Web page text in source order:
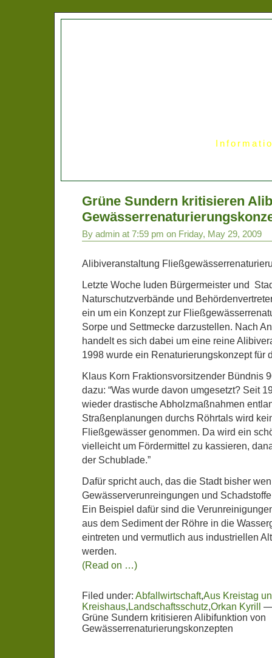
Grüne Sundern kritisieren
By admin at 7:59 pm on Friday, May 29, 2009
Alibiveranstaltung
Letzte Woche luden Bürgermeister und
Naturschutzverbände und
ein um ein Konzept zur
Sorpe und Settmecke darzustellen. Nach
handelt es sich dabei um eine reine
1998 wurde ein Renaturierungskonzept für
Klaus Korn Fraktionsvorsitzender Bündnis
dazu: “Was wurde davon umgesetzt? Seit
wieder drastische Abholzmaßnahmen
Straßenplanungen durchs Röhrtals wird
Fließgewässer genommen. Da wird ein
vielleicht um Fördermittel zu kassieren,
der Schublade.”
Dafür spricht auch, das die Stadt bisher
Gewässerverunreingungen und
Ein Beispiel dafür sind die
aus dem Sediment der Röhre in die
eintreten und vermutlich aus industriellen
werden.
(Read on …)
Filed under: Abfallwirtschaft,Aus Kreistag
Kreishaus, Landschaftsschutz,Orkan Kyrill
Grüne Sundern kritisieren Alibifunktion von
Gewässerrenaturierungskonzepten